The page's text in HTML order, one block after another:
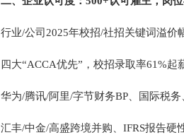
行业/公司2025年校招/社招关键词溢价
四大“ACCA优先”，校招录取率61%起
华为/腾讯/阿里/字节财务BP、国际税
汇丰/中金/高盛跨境并购、IFRS报告硬